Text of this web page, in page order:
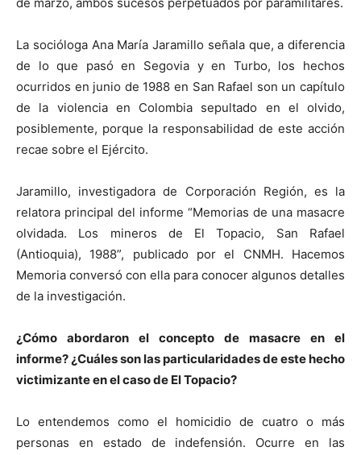
La socióloga Ana María Jaramillo señala que, a diferencia
de lo que pasó en Segovia y en Turbo, los hechos
ocurridos en junio de 1988 en San Rafael son un capítulo
de la violencia en Colombia sepultado en el olvido,
posiblemente, porque la responsabilidad de este acción
recae sobre el Ejército.
Jaramillo, investigadora de Corporación Región, es la
relatora principal del informe “Memorias de una masacre
olvidada. Los mineros de El Topacio, San Rafael
(Antioquia), 1988”, publicado por el CNMH. Hacemos
Memoria conversó con ella para conocer algunos detalles
de la investigación.
¿Cómo abordaron el concepto de masacre en el
informe? ¿Cuáles son las particularidades de este hecho
victimizante en el caso de El Topacio?
Lo entendemos como el homicidio de cuatro o más
personas en estado de indefensión. Ocurre en las